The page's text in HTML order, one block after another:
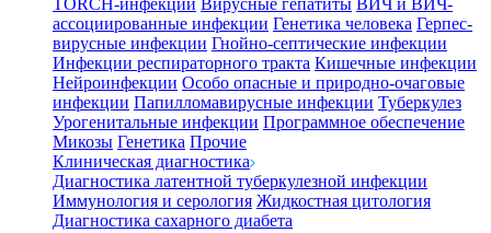
TORCH-инфекции Вирусные гепатиты ВИЧ и ВИЧ-
ассоциированные инфекции Генетика человека Герпес-
вирусные инфекции Гнойно-септические инфекции
Инфекции респираторного тракта Кишечные инфекции
Нейроинфекции Особо опасные и природно-очаговые
инфекции Папилломавирусные инфекции Туберкулез
Урогенитальные инфекции Программное обеспечение
Микозы Генетика Прочие
Клиническая диагностика
Диагностика латентной туберкулезной инфекции
Иммунология и серология Жидкостная цитология
Диагностика сахарного диабета